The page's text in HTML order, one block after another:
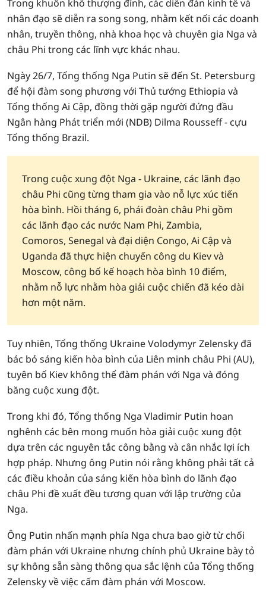
Trong khuôn khổ thượng đỉnh, các diễn đàn kinh tế và
nhân đạo sẽ diễn ra song song, nhằm kết nối các doanh
nhân, truyền thông, nhà khoa học và chuyên gia Nga và
châu Phi trong các lĩnh vực khác nhau.
Ngày 26/7, Tổng thống Nga Putin sẽ đến St. Petersburg
để hội đàm song phương với Thủ tướng Ethiopia và
Tổng thống Ai Cập, đồng thời gặp người đứng đầu
Ngân hàng Phát triển mới (NDB) Dilma Rousseff - cựu
Tổng thống Brazil.
Trong cuộc xung đột Nga - Ukraine, các lãnh đạo
châu Phi cũng từng tham gia vào nỗ lực xúc tiến
hòa bình. Hồi tháng 6, phái đoàn châu Phi gồm
các lãnh đạo các nước Nam Phi, Zambia,
Comoros, Senegal và đại diện Congo, Ai Cập và
Uganda đã thực hiện chuyến công du Kiev và
Moscow, công bố kế hoạch hòa bình 10 điểm,
nhằm nỗ lực nhằm hòa giải cuộc chiến đã kéo dài
hơn một năm.
Tuy nhiên, Tổng thống Ukraine Volodymyr Zelensky đã
bác bỏ sáng kiến hòa bình của Liên minh châu Phi (AU),
tuyên bố Kiev không thể đàm phán với Nga và đóng
băng cuộc xung đột.
Trong khi đó, Tổng thống Nga Vladimir Putin hoan
nghênh các bên mong muốn hòa giải cuộc xung đột
dựa trên các nguyên tắc công bằng và cân nhắc lợi ích
hợp pháp. Nhưng ông Putin nói rằng không phải tất cả
các điều khoản của sáng kiến hòa bình do lãnh đạo
châu Phi đề xuất đều tương quan với lập trường của
Nga.
Ông Putin nhấn mạnh phía Nga chưa bao giờ từ chối
đàm phán với Ukraine nhưng chính phủ Ukraine bày tỏ
sự không sẵn sàng thông qua sắc lệnh của Tổng thống
Zelensky về việc cấm đàm phán với Moscow.